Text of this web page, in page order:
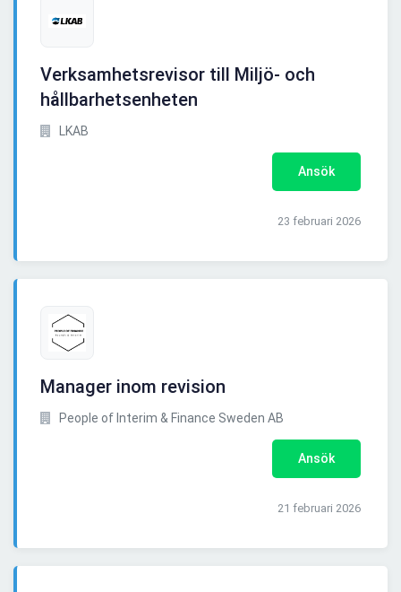
Verksamhetsrevisor till Miljö- och
hållbarhetsenheten
LKAB
Ansök
23 februari 2026
Manager inom revision
People of Interim & Finance Sweden AB
Ansök
21 februari 2026